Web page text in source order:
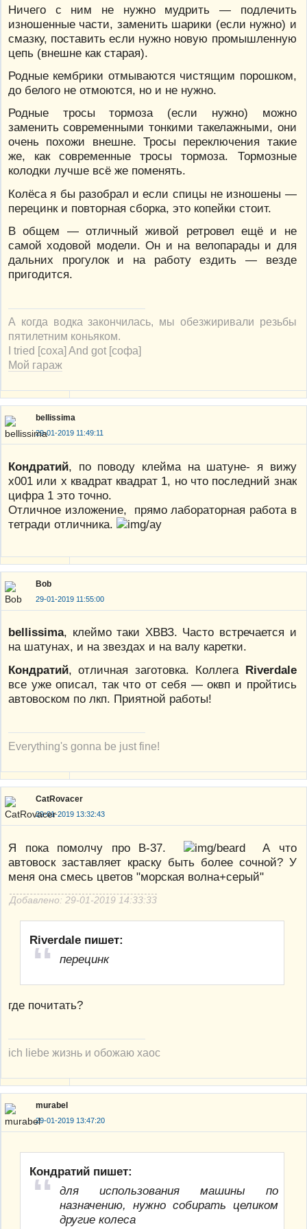
Ничего с ним не нужно мудрить — подлечить
изношенные части, заменить шарики (если нужно) и
смазку, поставить если нужно новую промышленную
цепь (внешне как старая).
Родные кембрики отмываются чистящим порошком,
до белого не отмоются, но и не нужно.
Родные тросы тормоза (если нужно) можно
заменить современными тонкими такелажными, они
очень похожи внешне. Тросы переключения такие
же, как современные тросы тормоза. Тормозные
колодки лучше всё же поменять.
Колёса я бы разобрал и если спицы не изношены —
перецинк и повторная сборка, это копейки стоит.
В общем — отличный живой ретровел ещё и не
самой ходовой модели. Он и на велопарады и для
дальних прогулок и на работу ездить — везде
пригодится.
А когда водка закончилась, мы обезжиривали резьбы
пятилетним коньяком.
I tried [соха] And got [софа]
Мой гараж
bellissima
29-01-2019 11:49:11
Кондратий, по поводу клейма на шатуне- я вижу
х001 или х квадрат квадрат 1, но что последний знак
цифра 1 это точно.
Отличное изложение, прямо лабораторная работа в
тетради отличника.
Bob
29-01-2019 11:55:00
bellissima, клеймо таки ХВВЗ. Часто встречается и
на шатунах, и на звездах и на валу каретки.
Кондратий, отличная заготовка. Коллега Riverdale
все уже описал, так что от себя — оквп и пройтись
автовоском по лкп. Приятной работы!
Everything's gonna be just fine!
CatRovacer
29-01-2019 13:32:43
Я пока помолчу про В-37.
А что
автовоск заставляет краску быть более сочной? У
меня она смесь цветов "морская волна+серый"
Добавлено: 29-01-2019 14:33:33
Riverdale пишет:
перецинк
где почитать?
ich liebe жизнь и обожаю хаос
murabel
29-01-2019 13:47:20
Кондратий пишет:
для использования машины по
назначению, нужно собирать целиком
другие колеса